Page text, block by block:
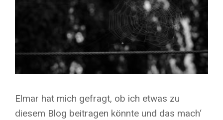
Elmar hat mich gefragt, ob ich etwas zu
diesem Blog beitragen könnte und das mach‘